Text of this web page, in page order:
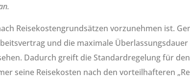
Reisekostengrundsätzen vorzunehmen ist.
und die maximale
Dadurch greift die Standardregelung für
seine Reisekosten nach den vorteilhafteren